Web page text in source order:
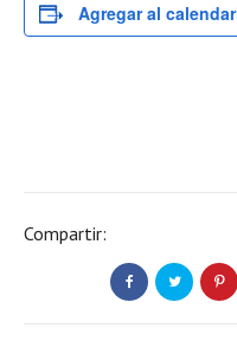
Agregar al
Compartir: